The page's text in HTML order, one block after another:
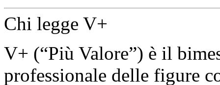
Chi legge V+
V+ (“Più Valore”) è il
professionale delle figure